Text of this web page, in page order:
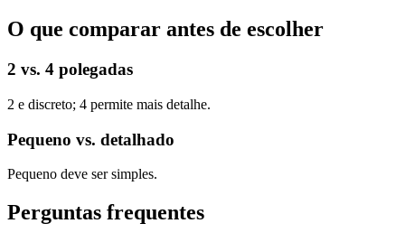
O que comparar antes de escolher
2 vs. 4 polegadas
2 e discreto; 4 permite mais detalhe.
Pequeno vs. detalhado
Pequeno deve ser simples.
Perguntas frequentes